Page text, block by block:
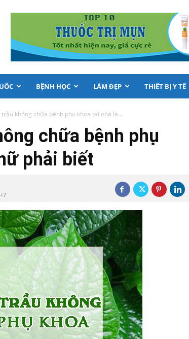
BỆNH HỌC LÀM ĐẸP THIẾT BỊ Y TẾ
trầu không chữa bệnh phụ khoa tại nhà là...
chữa bệnh phụ
phải biết